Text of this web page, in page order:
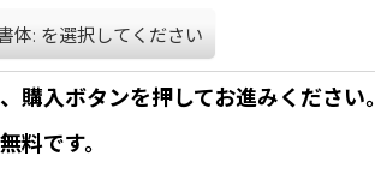
体: を選択してください
購入ボタンを押してお進みください。
料です。